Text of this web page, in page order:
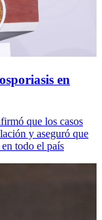
en
que los casos
y aseguró que
todo el país